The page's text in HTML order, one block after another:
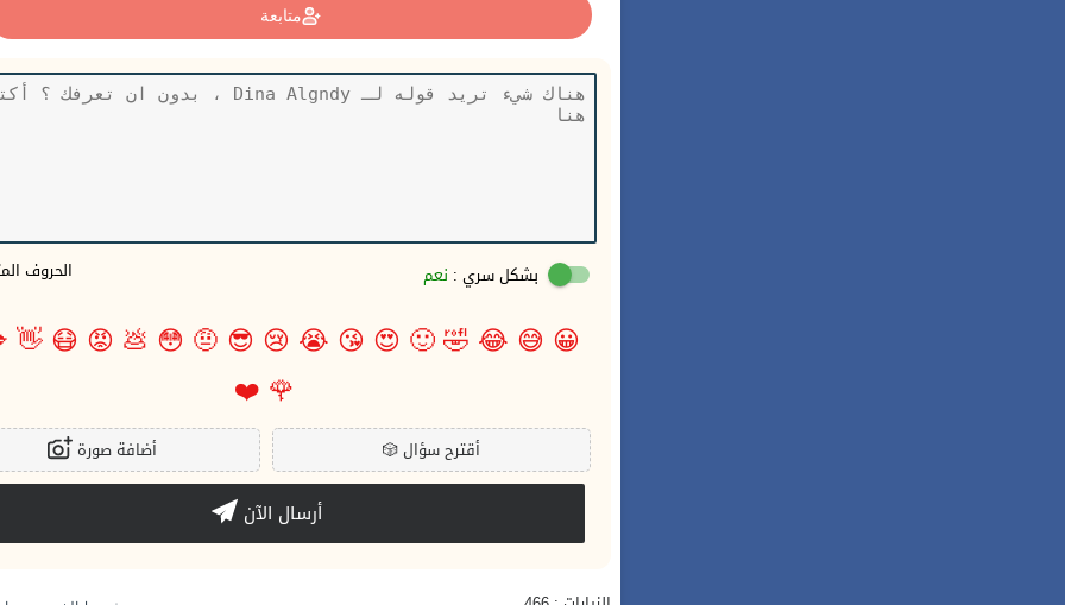
متابعة
الحروف بشكل سري : نعم
😀
😅
😂
🤣
🙂
😍
😘
😭
😢
😎
🤨
😳
💩
😡
😷
👋
🌹
❤️
🎲أقترح سؤال أضافة صورة
أرسال الآن